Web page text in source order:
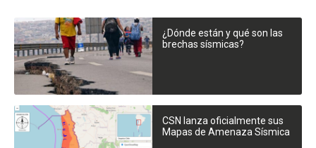
¿Dónde están y qué son las
brechas sísmicas?
CSN lanza oficialmente sus
Mapas de Amenaza Sísmica